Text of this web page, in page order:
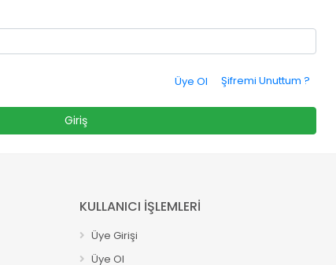
Şifremi Unuttum ?
Üye Ol
Giriş
KULLANICI İŞLEMLERİ
Üye Girişi
Üye Ol